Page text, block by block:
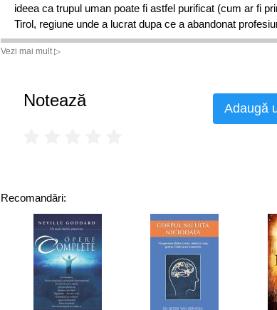
ideea ca trupul uman poate fi astfel purificat (cum ar fi
Tirol, regiune unde a lucrat dupa ce a abandonat
Vezi mai mult ▷
Notează Adaugă
Recomandări: